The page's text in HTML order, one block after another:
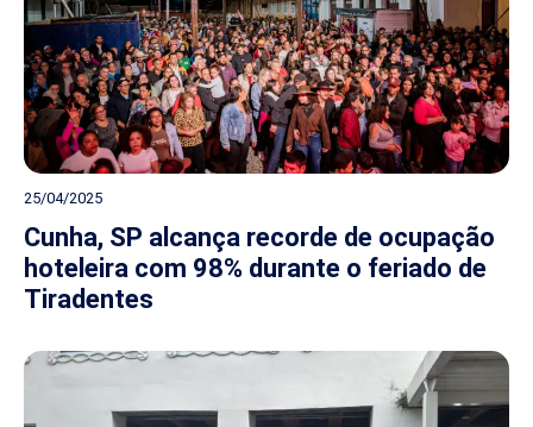
25/04/2025
Cunha, SP alcança recorde de ocupação
hoteleira com 98% durante o feriado de
Tiradentes